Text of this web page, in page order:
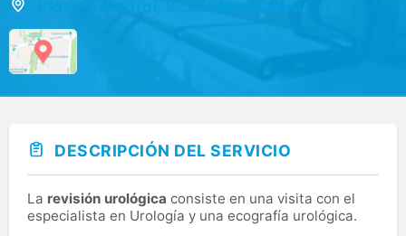
DESCRIPCIÓN DEL SERVICIO
La revisión urológica consiste en una visita con el
especialista en Urología y una ecografía urológica.